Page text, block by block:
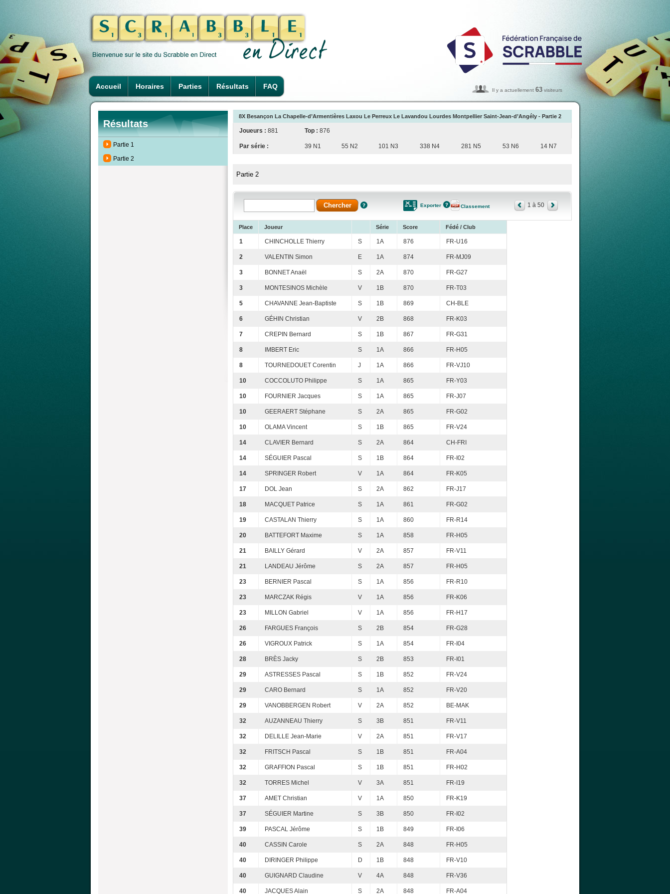
Accueil Horaires Parties Résultats FAQ Il y a actuellement 63 visiteurs
Résultats
Partie 1
Partie 2
8X Besançon La Chapelle-d’Armentières Laxou Le Perreux Le Lavandou Lourdes Montpellier Saint-Jean-d’Angély - Partie 2
Joueurs : 881 Top : 876
Par série : 39 N1 55 N2 101 N3 338 N4 281 N5 53 N6 14 N7
Partie 2
Exporter Classement 1 à 50
Place Joueur Série Score Fédé / Club
1 CHINCHOLLE Thierry S 1A 876 FR-U16
2 VALENTIN Simon E 1A 874 FR-MJ09
3 BONNET Anaël S 2A 870 FR-G27
3 MONTESINOS Michèle V 1B 870 FR-T03
5 CHAVANNE Jean-Baptiste S 1B 869 CH-BLE
6 GÉHIN Christian V 2B 868 FR-K03
7 CREPIN Bernard S 1B 867 FR-G31
8 IMBERT Eric S 1A 866 FR-H05
8 TOURNEDOUET Corentin J 1A 866 FR-VJ10
10 COCCOLUTO Philippe S 1A 865 FR-Y03
10 FOURNIER Jacques S 1A 865 FR-J07
10 GEERAERT Stéphane S 2A 865 FR-G02
10 OLAMA Vincent S 1B 865 FR-V24
14 CLAVIER Bernard S 2A 864 CH-FRI
14 SÉGUIER Pascal S 1B 864 FR-I02
14 SPRINGER Robert V 1A 864 FR-K05
17 DOL Jean S 2A 862 FR-J17
18 MACQUET Patrice S 1A 861 FR-G02
19 CASTALAN Thierry S 1A 860 FR-R14
20 BATTEFORT Maxime S 1A 858 FR-H05
21 BAILLY Gérard V 2A 857 FR-V11
21 LANDEAU Jérôme S 2A 857 FR-H05
23 BERNIER Pascal S 1A 856 FR-R10
23 MARCZAK Régis V 1A 856 FR-K06
23 MILLON Gabriel V 1A 856 FR-H17
26 FARGUES François S 2B 854 FR-G28
26 VIGROUX Patrick S 1A 854 FR-I04
28 BRÈS Jacky S 2B 853 FR-I01
29 ASTRESSES Pascal S 1B 852 FR-V24
29 CARO Bernard S 1A 852 FR-V20
29 VANOBBERGEN Robert V 2A 852 BE-MAK
32 AUZANNEAU Thierry S 3B 851 FR-V11
32 DELILLE Jean-Marie V 2A 851 FR-V17
32 FRITSCH Pascal S 1B 851 FR-A04
32 GRAFFION Pascal S 1B 851 FR-H02
32 TORRES Michel V 3A 851 FR-I19
37 AMET Christian V 1A 850 FR-K19
37 SÉGUIER Martine S 3B 850 FR-I02
39 PASCAL Jérôme S 1B 849 FR-I06
40 CASSIN Carole S 2A 848 FR-H05
40 DIRINGER Philippe D 1B 848 FR-V10
40 GUIGNARD Claudine V 4A 848 FR-V36
40 JACQUES Alain S 2A 848 FR-A04